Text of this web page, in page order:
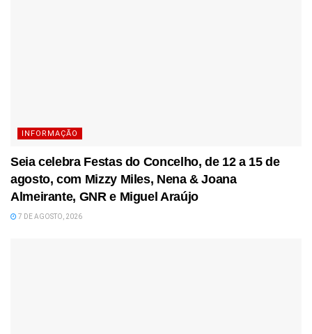
INFORMAÇÃO
Seia celebra Festas do Concelho, de 12 a 15 de
agosto, com Mizzy Miles, Nena & Joana
Almeirante, GNR e Miguel Araújo
7 DE AGOSTO, 2026